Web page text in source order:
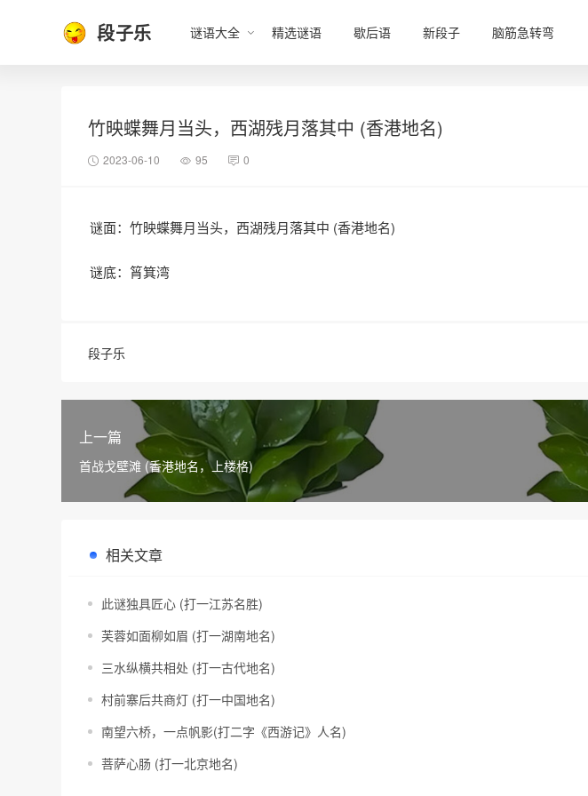
段子乐 谜语大全 精选谜语 歇后语 新段子 脑筋急转弯
竹映蝶舞月当头，西湖残月落其中 (香港地名)
2023-06-10 95 0
谜面：竹映蝶舞月当头，西湖残月落其中 (香港地名)
谜底：筲箕湾
段子乐
上一篇
首战戈壁滩 (香港地名，上楼格)
相关文章
此谜独具匠心 (打一江苏名胜)
芙蓉如面柳如眉 (打一湖南地名)
三水纵横共相处 (打一古代地名)
村前寨后共商灯 (打一中国地名)
南望六桥，一点帆影(打二字《西游记》人名)
菩萨心肠 (打一北京地名)